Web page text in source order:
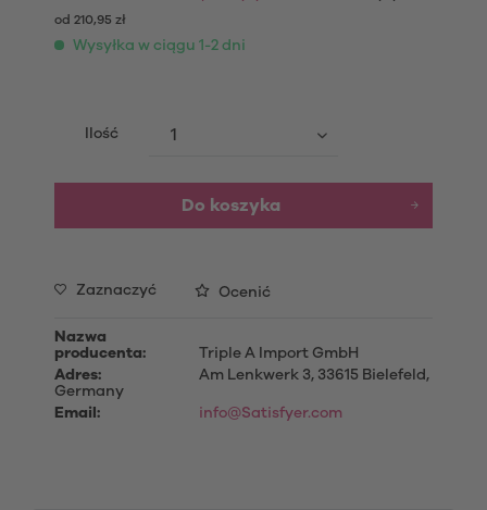
od 210,95 zł
Wysyłka w ciągu 1-2 dni
Ilość
Do koszyka
Zaznaczyć Ocenić
Nazwa
producenta:
Triple A Import GmbH
Adres:
Am Lenkwerk 3, 33615 Bielefeld,
Germany
Email:
info@Satisfyer.com